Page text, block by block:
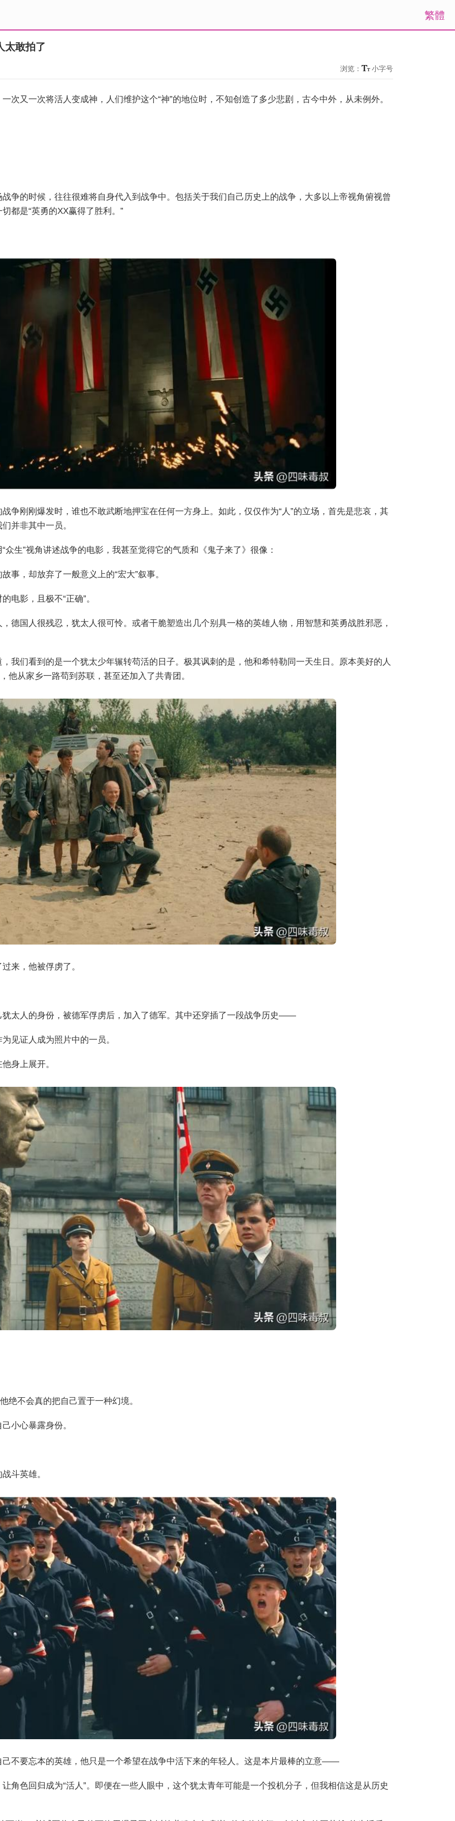
繁體
太敢拍了
浏览： 小字号
次又一次将活人变成神，人们维护这个“神”的地位时，不知创造了多少悲剧，古今中外，从未例外。
争的时候，往往很难将自身代入到战争中。包括关于我们自己历史上的战争，大多以上帝视角俯视曾
都是“英勇的XX赢得了胜利。”
争刚刚爆发时，谁也不敢武断地押宝在任何一方身上。如此，仅仅作为“人”的立场，首先是悲哀，其
并非其中一员。
众生”视角讲述战争的电影，我甚至觉得它的气质和《鬼子来了》很像：
事，却放弃了一般意义上的“宏大”叙事。
电影，且极不“正确”。
德国人很残忍，犹太人很可怜。或者干脆塑造出几个别具一格的英雄人物，用智慧和英勇战胜邪恶，
我们看到的是一个犹太少年辗转苟活的日子。极其讽刺的是，他和希特勒同一天生日。原本美好的人
他从家乡一路苟到苏联，甚至还加入了共青团。
来，他被俘虏了。
犹太人的身份，被德军俘虏后，加入了德军。其中还穿插了一段战争历史——
见证人成为照片中的一员。
身上展开。
绝不会真的把自己置于一种幻境。
小心暴露身份。
斗英雄。
己不要忘本的英雄，他只是一个希望在战争中活下来的年轻人。这是本片最棒的立意——
角色回归成为“活人”。即便在一些人眼中，这个犹太青年可能是一个投机分子，但我相信这是从历史